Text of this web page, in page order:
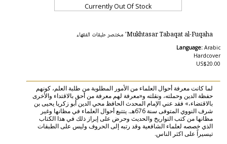
Currently Out Of Stock
Mukhtasar Tabaqat al-Fuqaha' مختصر طبقات الفقهاء
Language: Arabic
Hardcover
US$20.00
لما كانت معرفة أحوال العلماء من الأمور المطلوبة من طلبة العلم، كونهم
حفظة الدين وحملته، ونقلته و«معرفة لهم معرفة من أحق بالاقتداء والأخرى
بالاقتضاء،» فقد عني الإمام المحدث الحافظ محي الدين أبو زكريا يحيى بن
شرف النووي المتوفى سنة 676هـ. يتتبع أحوال العلماء في مظانها وغير
مظانها من كتب التواريخ والحديث وحرض على إبراز ذلك في هذا الكتاب
الذي خصصه لعلماء الشافعية وقد رتبه إلى الحروف وليس على الطبقات
تيسيراً على اكثر الناس.